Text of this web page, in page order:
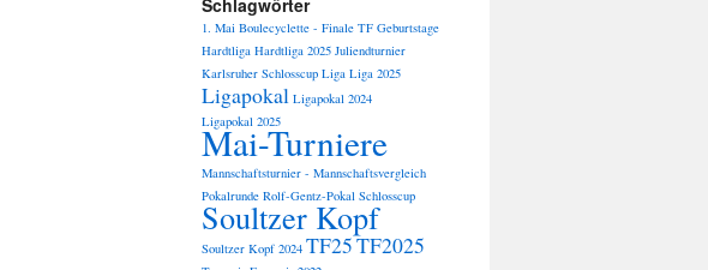
Schlagwörter
1. Mai Boulecyclette - Finale TF Geburtstage
Hardtliga Hardtliga 2025 Juliendturnier
Karlsruher Schlosscup Liga Liga 2025
Ligapokal Ligapokal 2024
Ligapokal 2025
Mai-Turniere
Mannschaftsturnier - Mannschaftsvergleich
Pokalrunde Rolf-Gentz-Pokal Schlosscup
Soultzer Kopf
Soultzer Kopf 2024 TF25TF2025